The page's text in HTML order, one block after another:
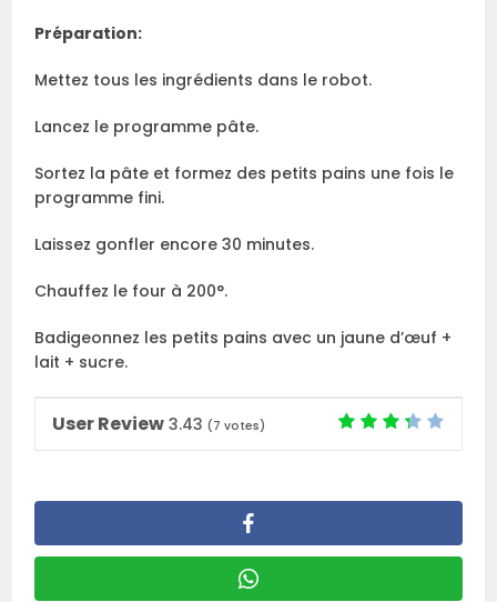
Préparation:
Mettez tous les ingrédients dans le robot.
Lancez le programme pâte.
Sortez la pâte et formez des petits pains une fois le
programme fini.
Laissez gonfler encore 30 minutes.
Chauffez le four à 200°.
Badigeonnez les petits pains avec un jaune d’œuf +
lait + sucre.
User Review 3.43 (7 votes)